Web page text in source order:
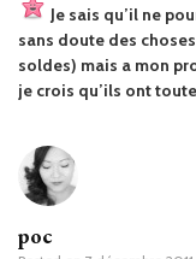
Je sais qu’il ne
sans doute des
soldes) mais a mon
je crois qu’ils ont
poc